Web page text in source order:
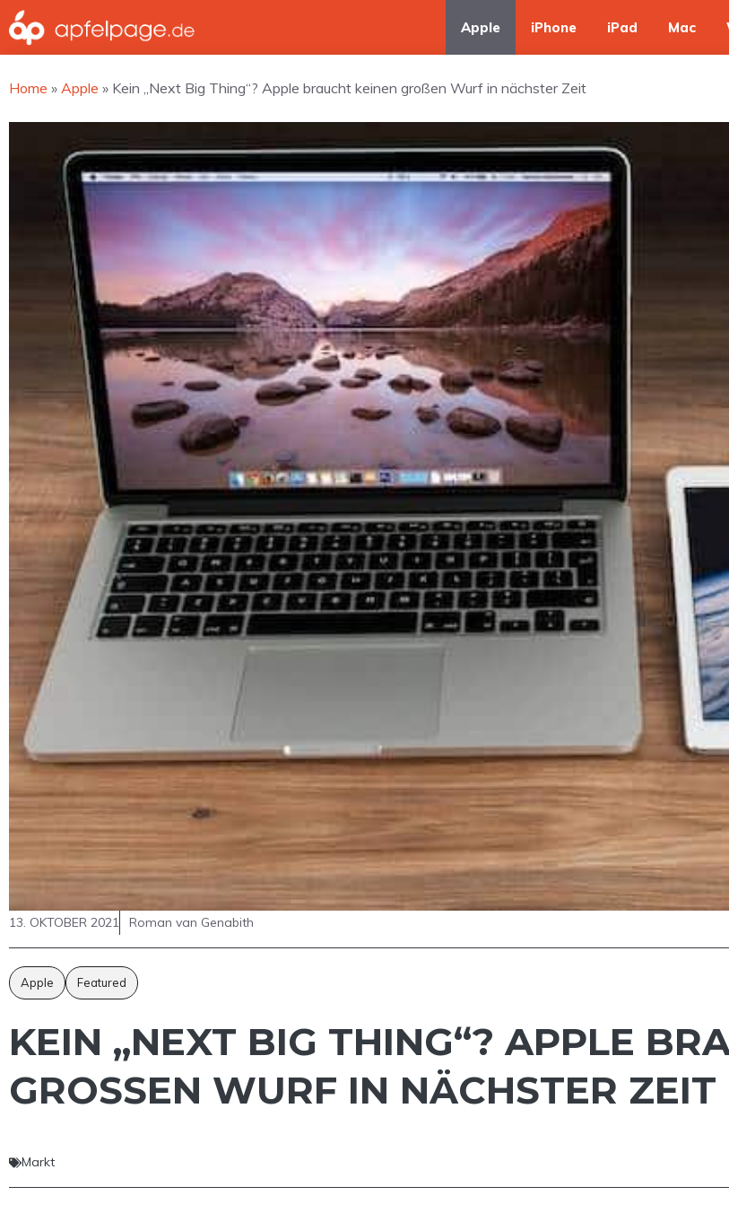
Zum
Inhalt
springen
Apple iPhone iPad Mac
Home » Apple » Kein „Next Big Thing“? Apple braucht keinen großen Wurf in nächster Zeit
13. OKTOBER 2021 Roman van Genabith
Apple Featured
KEIN „NEXT BIG THING“? APPLE
GROSSEN WURF IN NÄCHSTER ZEIT
Markt